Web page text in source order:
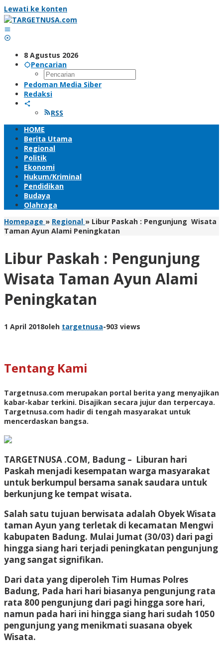
Lewati ke konten
8 Agustus 2026
Pencarian
Pedoman Media Siber
Redaksi
RSS
HOME
Berita Utama
Regional
Politik
Ekonomi
Hukum/Kriminal
Pendidikan
Budaya
Olahraga
Homepage » Regional » Libur Paskah : Pengunjung Wisata
Taman Ayun Alami Peningkatan
Libur Paskah : Pengunjung
Wisata Taman Ayun Alami
Peningkatan
1 April 2018oleh targetnusa-903 views
Tentang Kami
Targetnusa.com merupakan portal berita yang menyajikan
kabar-kabar terkini. Disajikan secara jujur dan terpercaya.
Targetnusa.com hadir di tengah masyarakat untuk
mencerdaskan bangsa.
TARGETNUSA .COM, Badung – Liburan hari
Paskah menjadi kesempatan warga masyarakat
untuk berkumpul bersama sanak saudara untuk
berkunjung ke tempat wisata.
Salah satu tujuan berwisata adalah Obyek Wisata
taman Ayun yang terletak di kecamatan Mengwi
kabupaten Badung. Mulai Jumat (30/03) dari pagi
hingga siang hari terjadi peningkatan pengunjung
yang sangat signifikan.
Dari data yang diperoleh Tim Humas Polres
Badung, Pada hari hari biasanya pengunjung rata
rata 800 pengunjung dari pagi hingga sore hari,
namun pada hari ini hingga siang hari sudah 1050
pengunjung yang menikmati suasana obyek
Wisata.